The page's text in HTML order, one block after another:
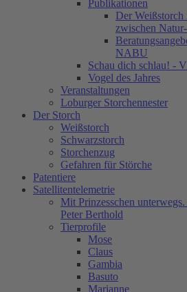
Publikationen
Der Weißstorch
zwischen
NABU
Schau dich schlau! -
Vogel des Jahres
Veranstaltungen
Loburger Storchennester
Der Storch
Weißstorch
Schwarzstorch
Storchenzug
Gefahren für Störche
Patentiere
Satellitentelemetrie
Mit Prinzesschen
Peter Berthold
Tierprofile
Mose
Claus
Gambia
Basuto
Marianne